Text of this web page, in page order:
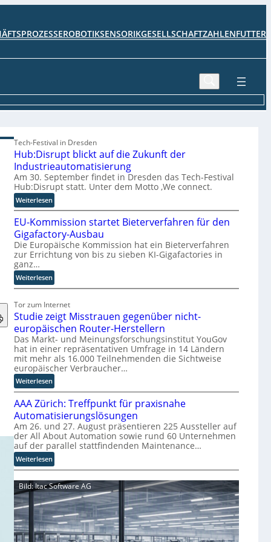
ROBOTIKSENSORIKGESELLSCHAFTZAHLENFUTTER
Tech-Festival in Dresden
Hub:Disrupt blickt auf die Zukunft der
Industrieautomatisierung
Am 30. September findet in Dresden das Tech-Festival
Hub:Disrupt statt. Unter dem Motto ‚We connect.
Weiterlesen:
H
u
b
:
D
r
p
t
b
l
i
c
k
t
a
u
f
d
i
e
Z
u
k
u
n
f
t
d
EU-Kommission startet Bieterverfahren für den
Gigafactory-Ausbau
Die Europäische Kommission hat ein Bieterverfahren
zur Errichtung von bis zu sieben KI-Gigafactories in
ganz…
Weiterlesen:
E
-
K
o
m
m
i
s
s
o
n
s
t
a
r
t
e
t
B
i
e
t
Tor zum Internet
Studie zeigt Misstrauen gegenüber nicht-
europäischen Router-Herstellern
Das Markt- und Meinungsforschungsinstitut YouGov
hat in einer repräsentativen Umfrage in 14 Ländern
mit mehr als 16.000 Teilnehmenden die Sichtweise
europäischer Verbraucher…
Weiterlesen:
S
t
u
d
i
e
e
i
g
t
M
i
s
AAA Zürich: Treffpunkt für praxisnahe
Automatisierungslösungen
Am 26. und 27. August präsentieren 225 Aussteller auf
der All About Automation sowie rund 60 Unternehmen
auf der parallel stattfindenden Maintenance…
Weiterlesen:
A
A
A
Z
ü
r
i
Bild: Itac Software AG